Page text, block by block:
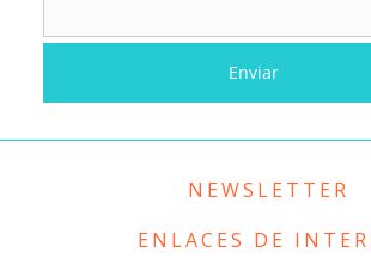
NEWSLETTER
ENLACES DE